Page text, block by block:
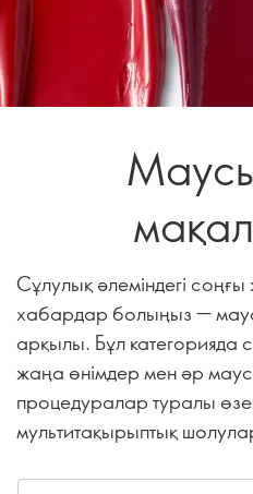
Сұлулық әлеміндегі
хабардар болыңыз —
арқылы. Бұл категорияда
жаңа өнімдер мен әр
процедуралар туралы
мультитақырыптық